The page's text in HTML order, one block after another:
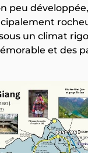
peu
un climat
et des